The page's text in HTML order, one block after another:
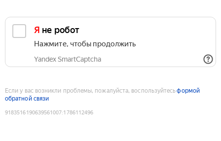
Я не робот
Нажмите, чтобы продолжить
Yandex SmartCaptcha
Если у вас возникли проблемы, пожалуйста, воспользуйтесьформой
обратной связи
9183516190639561007:1786112496